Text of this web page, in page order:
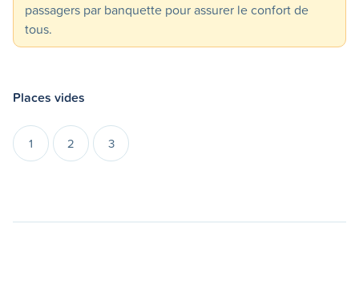
passagers par banquette pour assurer le confort de
tous.
Places vides
1 2 3